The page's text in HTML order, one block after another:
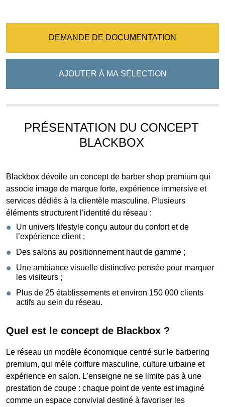
DEMANDE DE DOCUMENTATION
AJOUTER À MA SÉLECTION
PRÉSENTATION DU CONCEPT
BLACKBOX
Blackbox dévoile un concept de barber shop premium qui
associe image de marque forte, expérience immersive et
services dédiés à la clientèle masculine. Plusieurs
éléments structurent l’identité du réseau :
Un univers lifestyle conçu autour du confort et de
l’expérience client ;
Des salons au positionnement haut de gamme ;
Une ambiance visuelle distinctive pensée pour marquer
les visiteurs ;
Plus de 25 établissements et environ 150 000 clients
actifs au sein du réseau.
Quel est le concept de Blackbox ?
Le réseau un modèle économique centré sur le barbering
premium, qui mêle coiffure masculine, culture urbaine et
expérience en salon. L’enseigne ne se limite pas à une
prestation de coupe : chaque point de vente est imaginé
comme un espace convivial destiné à favoriser les